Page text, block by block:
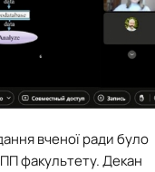
вченої ради було
факультету. Декан